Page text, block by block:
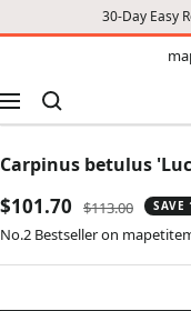
30-Day Easy
Navigation
Carpinus betulus
Sale
price
$101.70
Regular
price
$113.00 SAVE
No.2 Bestseller on